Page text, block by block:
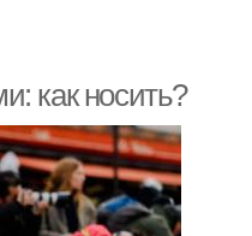
как носить?